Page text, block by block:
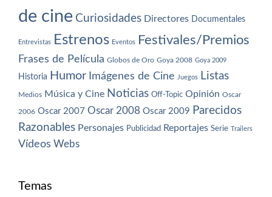
de cine Curiosidades Directores Documentales
Entrevistas Estrenos Eventos Festivales/Premios
Frases de Película Globos de Oro Goya 2008 Goya 2009
Historia Humor Imágenes de Cine Juegos Listas
Medios Música y Cine Noticias Off-Topic Opinión Oscar
2006 Oscar 2007 Oscar 2008 Oscar 2009 Parecidos
Razonables Personajes Publicidad Reportajes Serie Trailers
Vídeos Webs
Temas